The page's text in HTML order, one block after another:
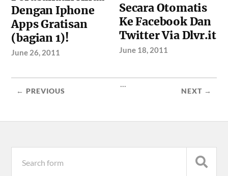
Dengan Iphone
Apps Gratisan
(bagian 1)!
June 26, 2011
Secara Otomatis
Ke Facebook Dan
Twitter Via Dlvr.it
June 18, 2011
← PREVIOUS
...
NEXT →